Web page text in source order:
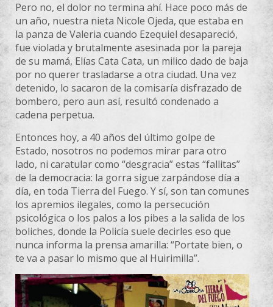
Pero no, el dolor no termina ahí. Hace poco más de
un año, nuestra nieta Nicole Ojeda, que estaba en
la panza de Valeria cuando Ezequiel desapareció,
fue violada y brutalmente asesinada por la pareja
de su mamá, Elías Cata Cata, un milico dado de baja
por no querer trasladarse a otra ciudad. Una vez
detenido, lo sacaron de la comisaría disfrazado de
bombero, pero aun así, resultó condenado a
cadena perpetua.
Entonces hoy, a 40 años del último golpe de
Estado, nosotros no podemos mirar para otro
lado, ni caratular como “desgracia” estas “fallitas”
de la democracia: la gorra sigue zarpándose día a
día, en toda Tierra del Fuego. Y sí, son tan comunes
los apremios ilegales, como la persecución
psicológica o los palos a los pibes a la salida de los
boliches, donde la Policía suele decirles eso que
nunca informa la prensa amarilla: “Portate bien, o
te va a pasar lo mismo que al Huirimilla”.